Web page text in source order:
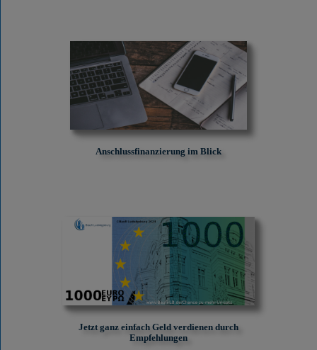
Anschlussfinanzierung im Blick
Jetzt ganz einfach Geld verdienen durch
Empfehlungen